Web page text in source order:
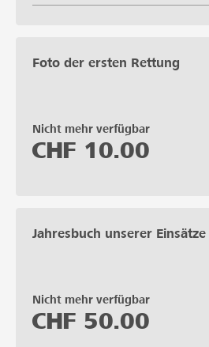
Foto der ersten Rettung
Nicht mehr verfügbar
CHF 10.00
Jahresbuch unserer Einsätze
Nicht mehr verfügbar
CHF 50.00